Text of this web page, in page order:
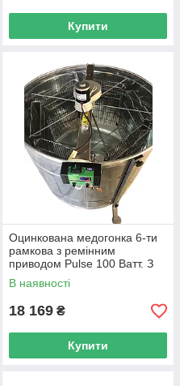
Купити
Оцинкована медогонка 6-ти
рамкова з ремінним
приводом Pulse 100 Ватт. З
підставкою
В наявності
18 169 ₴
Купити